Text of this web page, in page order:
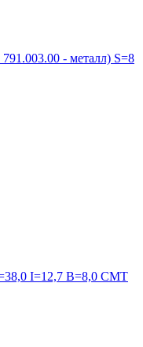
- металл) S=8
I=12,7 B=8,0 CMT